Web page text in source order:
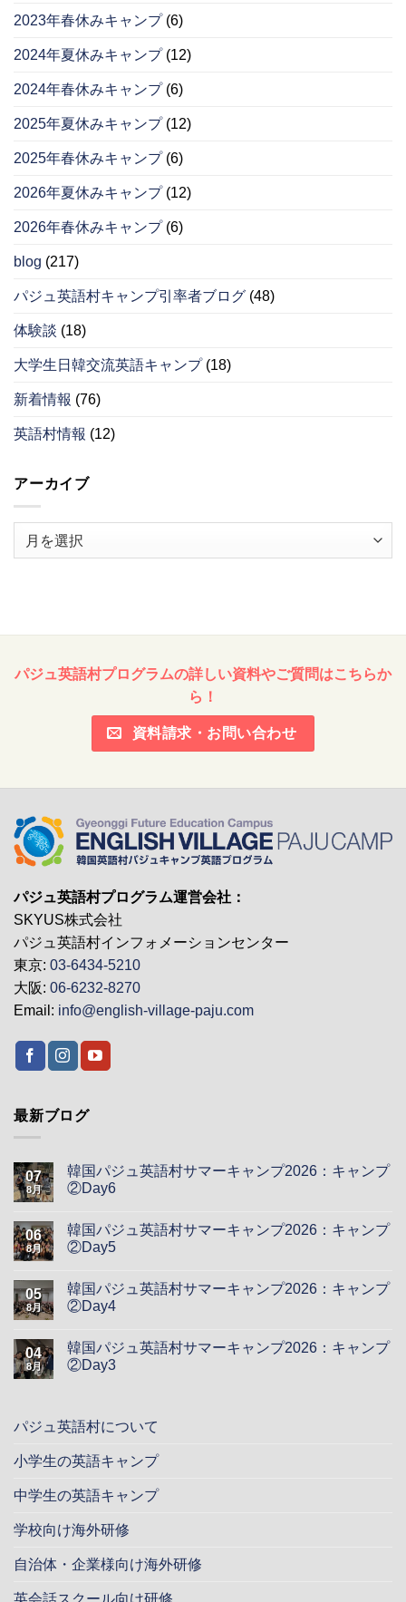
2023年春休みキャンプ(6)
2024年夏休みキャンプ(12)
2024年春休みキャンプ(6)
2025年夏休みキャンプ(12)
2025年春休みキャンプ(6)
2026年夏休みキャンプ(12)
2026年春休みキャンプ(6)
blog (217)
パジュ英語村キャンプ引率者ブログ (48)
体験談 (18)
大学生日韓交流英語キャンプ(18)
新着情報 (76)
英語村情報 (12)
アーカイブ
パジュ英語村プログラムの詳しい資料やご質問はこちらか
ら！
資料請求・お問い合わせ
パジュ英語村プログラム運営会社：
SKYUS株式会社
パジュ英語村インフォメーションセンター
東京: 03-6434-5210
大阪: 06-6232-8270
Email: info@english-village-paju.com
最新ブログ
07
8月
韓国パジュ英語村サマーキャンプ2026：キャンプ
②Day6
06
8月
韓国パジュ英語村サマーキャンプ2026：キャンプ
②Day5
05
8月
韓国パジュ英語村サマーキャンプ2026：キャンプ
②Day4
04
8月
韓国パジュ英語村サマーキャンプ2026：キャンプ
②Day3
パジュ英語村について
小学生の英語キャンプ
中学生の英語キャンプ
学校向け海外研修
自治体・企業様向け海外研修